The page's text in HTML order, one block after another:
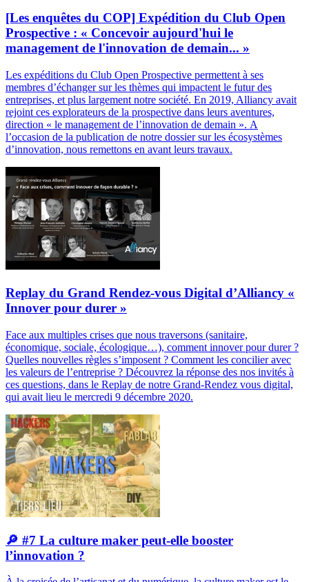
[Les enquêtes du COP] Expédition du Club Open
Prospective : « Concevoir aujourd'hui le
management de l'innovation de demain... »
Les expéditions du Club Open Prospective permettent à ses
membres d’échanger sur les thèmes qui impactent le futur des
entreprises, et plus largement notre société. En 2019, Alliancy avait
rejoint ces explorateurs de la prospective dans leurs aventures,
direction « le management de l’innovation de demain ». A
l’occasion de la publication de notre dossier sur les écosystèmes
d’innovation, nous remettons en avant leurs travaux.
Replay du Grand Rendez-vous Digital d’Alliancy «
Innover pour durer »
Face aux multiples crises que nous traversons (sanitaire,
économique, sociale, écologique…), comment innover pour durer ?
Quelles nouvelles règles s’imposent ? Comment les concilier avec
les valeurs de l’entreprise ? Découvrez la réponse des nos invités à
ces questions, dans le Replay de notre Grand-Rendez vous digital,
qui avait lieu le mercredi 9 décembre 2020.
🔎 #7 La culture maker peut-elle booster
l’innovation ?